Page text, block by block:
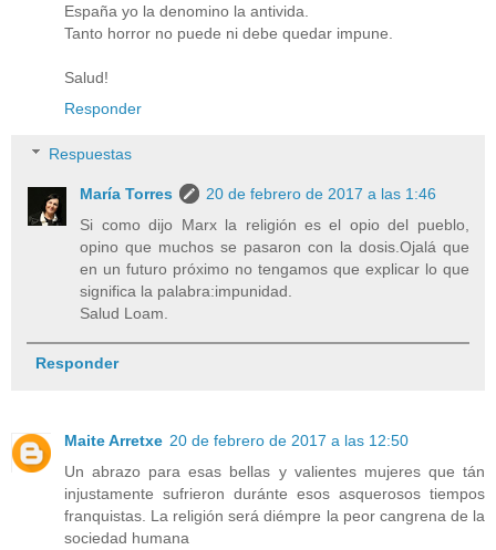
España yo la denomino la antivida.
Tanto horror no puede ni debe quedar impune.
Salud!
Responder
Respuestas
María Torres
20 de febrero de 2017 a las 1:46
Si como dijo Marx la religión es el opio del pueblo,
opino que muchos se pasaron con la dosis.Ojalá que
en un futuro próximo no tengamos que explicar lo que
significa la palabra:impunidad.
Salud Loam.
Responder
Maite Arretxe 20 de febrero de 2017 a las 12:50
Un abrazo para esas bellas y valientes mujeres que tán
injustamente sufrieron duránte esos asquerosos tiempos
franquistas. La religión será diémpre la peor cangrena de la
sociedad humana